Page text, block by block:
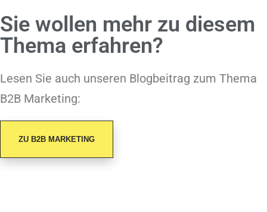
Sie wollen mehr zu diesem
Thema erfahren?
Lesen Sie auch unseren Blogbeitrag zum Thema
B2B Marketing:
ZU B2B MARKETING